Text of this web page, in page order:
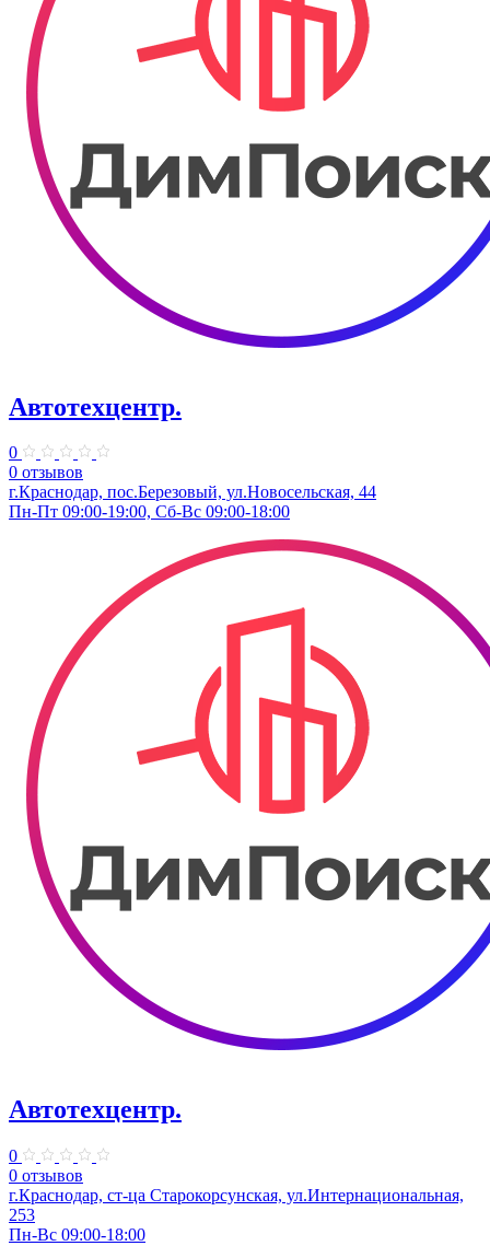
Автотехцентр.
0
0 отзывов
г.Краснодар, пос.Березовый, ул.Новосельская, 44
Пн-Пт 09:00-19:00, Сб-Вс 09:00-18:00
Автотехцентр.
0
0 отзывов
г.Краснодар, ст-ца Старокорсунская, ул.Интернациональная,
253
Пн-Вс 09:00-18:00